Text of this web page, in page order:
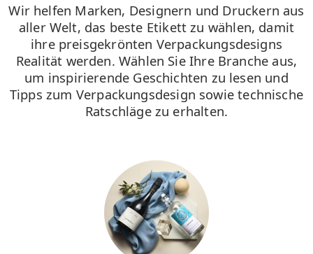
Wir helfen Marken, Designern und Druckern aus
aller Welt, das beste Etikett zu wählen, damit
ihre preisgekrönten Verpackungsdesigns
Realität werden. Wählen Sie Ihre Branche aus,
um inspirierende Geschichten zu lesen und
Tipps zum Verpackungsdesign sowie technische
Ratschläge zu erhalten.